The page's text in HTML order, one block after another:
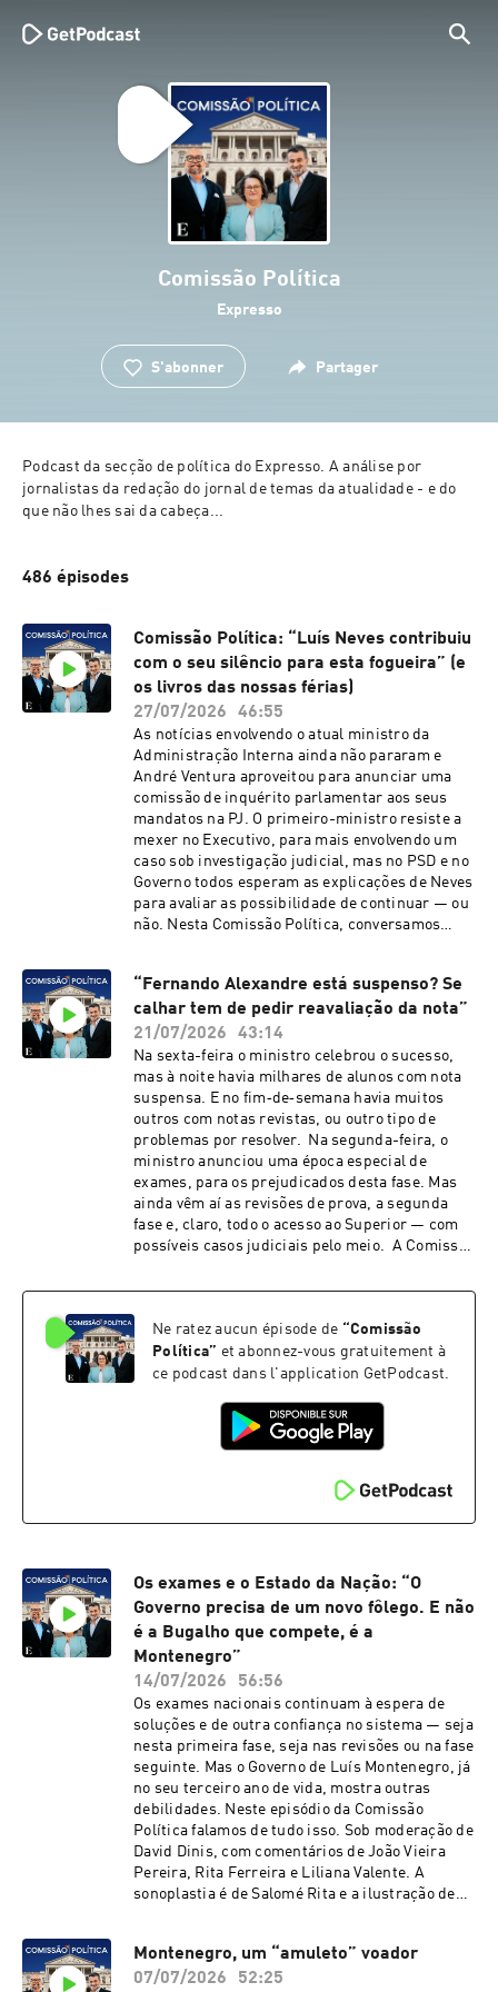
Comissão Política
Expresso
S'abonner Partager
Podcast da secção de política do Expresso. A análise por
jornalistas da redação do jornal de temas da atualidade - e do
que não lhes sai da cabeça...
486 épisodes
Comissão Política: “Luís Neves contribuiu
com o seu silêncio para esta fogueira” (e
os livros das nossas férias)
27/07/2026
46:55
As notícias envolvendo o atual ministro da
Administração Interna ainda não pararam e
André Ventura aproveitou para anunciar uma
comissão de inquérito parlamentar aos seus
mandatos na PJ. O primeiro-ministro resiste a
mexer no Executivo, para mais envolvendo um
caso sob investigação judicial, mas no PSD e no
Governo todos esperam as explicações de Neves
para avaliar as possibilidade de continuar — ou
não. Nesta Comissão Política, conversamos
do Presidente da República nestes casos. No
final, todos falam dos livros que levam de férias,
incluindo os comissários Vítor Matos e Eunice
Lourenço. Comentários de Paula Caeiro Varela,
João Pedro Henriques e Liliana Valente, com
com moderação de David Dinis. See
omnystudio.com/listener for privacy
information.
“Fernando Alexandre está suspenso? Se
calhar tem de pedir reavaliação da nota”
21/07/2026
43:14
Na sexta-feira o ministro celebrou o sucesso,
mas à noite havia milhares de alunos com nota
suspensa. E no fim‑de‑semana havia muitos
outros com notas revistas, ou outro tipo de
problemas por resolver. Na segunda-feira, o
ministro anunciou uma época especial de
exames, para os prejudicados desta fase. Mas
ainda vêm aí as revisões de prova, a segunda
fase e, claro, todo o acesso ao Superior — com
possíveis casos judiciais pelo meio. A Comissão
mesmos comentadores da semana passada:
Ferreira, com moderação de David Dinis,
sonoplastia de Salomé Rita e ilustração de
Carlos Paes.See omnystudio.com/listener for
Ne ratez aucun épisode de “Comissão
Política” et abonnez-vous gratuitement à
ce podcast dans l'application GetPodcast.
Os exames e o Estado da Nação: “O
Governo precisa de um novo fôlego. E não
é a Bugalho que compete, é a
Montenegro”
14/07/2026
56:56
Os exames nacionais continuam à espera de
soluções e de outra confiança no sistema — seja
nesta primeira fase, seja nas revisões ou na fase
seguinte. Mas o Governo de Luís Montenegro, já
no seu terceiro ano de vida, mostra outras
debilidades. Neste episódio da Comissão
Política falamos de tudo isso. Sob moderação de
David Dinis, com comentários de João Vieira
Pereira, Rita Ferreira e Liliana Valente. A
sonoplastia é de Salomé Rita e a ilustração de
Montenegro, um “amuleto” voador
07/07/2026
52:25